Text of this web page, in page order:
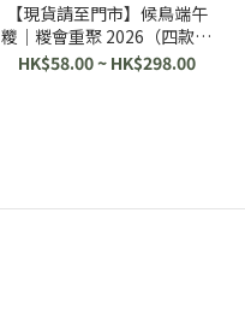
【現貨請至門市】候鳥端午
糭｜糉會重聚 2026（四款口
味）
HK$58.00 ~ HK$298.00